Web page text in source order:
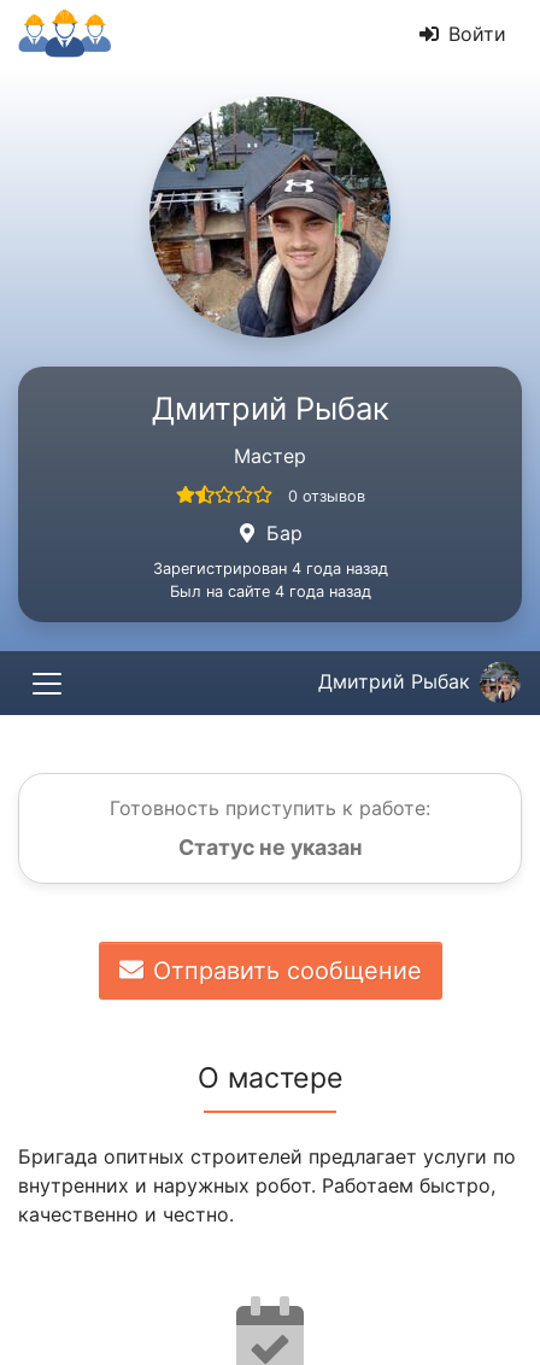
Войти
Дмитрий Рыбак
Мастер
0 отзывов
Бар
Зарегистрирован 4 года назад
Был на сайте 4 года назад
Дмитрий Рыбак
Готовность приступить к работе:
Статус не указан
Отправить сообщение
О мастере
Бригада опитных строителей предлагает услуги по
внутренних и наружных робот. Работаем быстро,
качественно и честно.